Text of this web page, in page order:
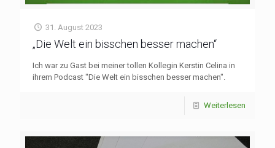
31. August 2023
„Die Welt ein bisschen besser machen“
Ich war zu Gast bei meiner tollen Kollegin Kerstin Celina in
ihrem Podcast "Die Welt ein bisschen besser machen".
Weiterlesen